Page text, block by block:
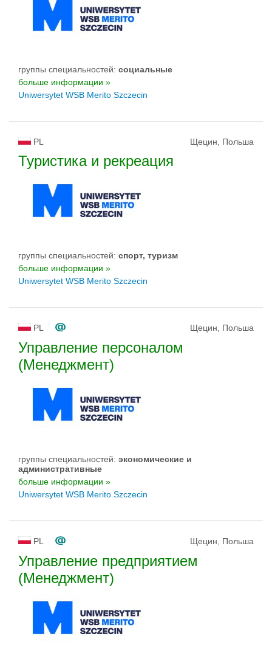
группы специальностей: социальные
больше информации »
Uniwersytet WSB Merito Szczecin
PL Щецин, Польша
Туристика и рекреация
группы специальностей: спорт, туризм
больше информации »
Uniwersytet WSB Merito Szczecin
PL Щецин, Польша
Управление персоналом
(Менеджмент)
группы специальностей: экономические и
административные
больше информации »
Uniwersytet WSB Merito Szczecin
PL Щецин, Польша
Управление предприятием
(Менеджмент)